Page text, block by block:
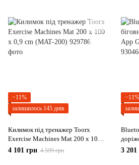
−11%
залишилось 145 днів
Килимок під тренажер Toorx
Exercise Machines Mat 200 x 100
x 0,9 cm (MAT-200)
4 101 грн 4 599 грн
−11%
(TRX-
3 201